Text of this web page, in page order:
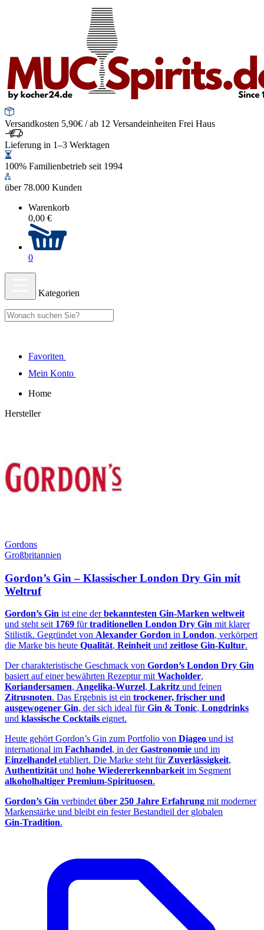
Versandkosten 5,90€ / ab 12 Versandeinheiten Frei Haus
Lieferung in 1–3 Werktagen
100% Familienbetrieb seit 1994
über 78.000 Kunden
Warenkorb
0,00 €
0
Kategorien
Favoriten
Mein Konto
Home
Hersteller
Gordons
Großbritannien
Gordon’s Gin – Klassischer London Dry Gin mit
Weltruf
Gordon’s Gin ist eine derbekanntesten Gin‑Marken weltweit
und steht seit 1769 fürtraditionellen London Dry Gin mit klarer
Stilistik. Gegründet von Alexander Gordon in London, verkörpert
die Marke bis heute Qualität, Reinheitund zeitlose Gin‑Kultur.
Der charakteristische Geschmack von Gordon’s London Dry Gin
basiert auf einer bewährten Rezeptur mitWacholder,
Koriandersamen, Angelika‑Wurzel, Lakritz und feinen
Zitrusnoten. Das Ergebnis ist ein trockener, frischer und
ausgewogener Gin, der sich ideal fürGin & Tonic, Longdrinks
und klassische Cocktails eignet.
Heute gehört Gordon’s Gin zum Portfolio von Diageo und ist
international im Fachhandel, in derGastronomie und im
Einzelhandel etabliert. Die Marke steht fürZuverlässigkeit,
Authentizitätund hohe Wiedererkennbarkeitim Segment
alkoholhaltiger Premium‑Spirituosen.
Gordon’s Gin verbindetüber 250 Jahre Erfahrung mit moderner
Markenstärke und bleibt ein fester Bestandteil der globalen
Gin‑Tradition.